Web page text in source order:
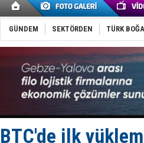
GÜNDEM SEKTÖRDEN TÜRK
BTC'de ilk